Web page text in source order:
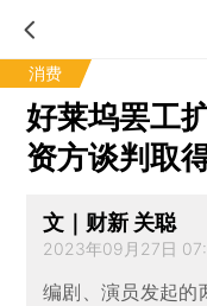
消费
好莱坞罢工
资方谈判取
文｜财新 关聪
2023年09月27日
编剧、演员发起的